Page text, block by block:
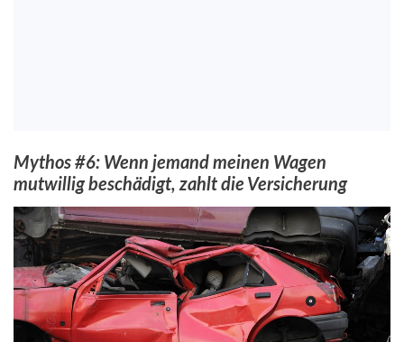
Mythos #6: Wenn jemand meinen Wagen
mutwillig beschädigt, zahlt die Versicherung